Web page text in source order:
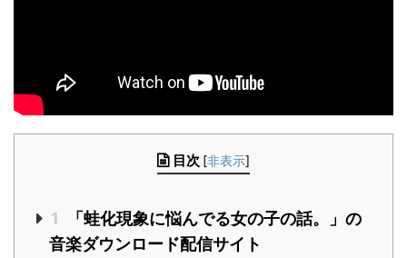
目次 [非表示]
1
「蛙化現象に悩んでる女の子の話。」の
音楽ダウンロード配信サイト